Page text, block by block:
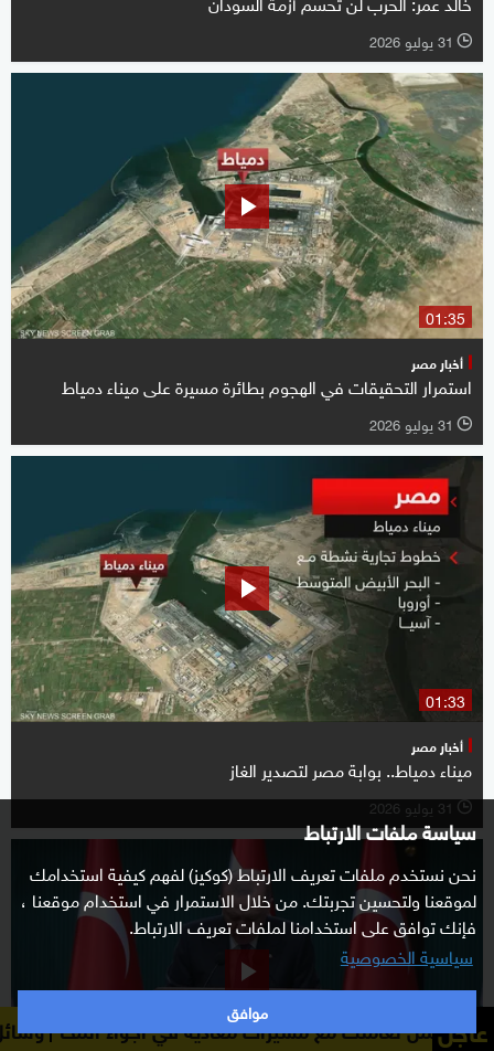
سياسة ملفات الارتباط
نحن نستخدم ملفات تعريف الارتباط (كوكيز) لفهم كيفية استخدامك
لموقعنا ولتحسين تجربتك. من خلال الاستمرار في استخدام موقعنا ،
فإنك توافق على استخدامنا لملفات تعريف الارتباط.
سياسية الخصوصية
موافق
l 31 يوليو 2026
01:35
أخبار مصر
استمرار التحقيقات في الهجوم بطائرة مسيرة على ميناء دمياط
l 31 يوليو 2026
01:33
أخبار مصر
ميناء دمياط.. بوابة مصر لتصدير الغاز
l 31 يوليو 2026
عاجلمعادية في أجواء المخا وسائل إعلام يمنية: القوات